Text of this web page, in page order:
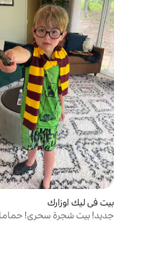
بيت في ليك اوزارك
جديد! بيت شجرة سحري!